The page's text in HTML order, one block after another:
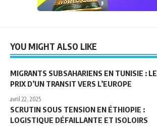
YOU MIGHT ALSO LIKE
MIGRANTS SUBSAHARIENS EN TUNISIE : LE
PRIX D’UN TRANSIT VERS L’EUROPE
avril 22, 2025
SCRUTIN SOUS TENSION EN ÉTHIOPIE :
LOGISTIQUE DÉFAILLANTE ET ISOLOIRS